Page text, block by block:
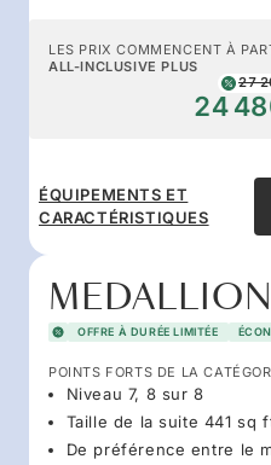
LES PRIX COMMENCENT À
ALL-INCLUSIVE PLUS
27
24
ÉQUIPEMENTS ET
CARACTÉRISTIQUES
OFFRE À DURÉE LIMITÉE
POINTS FORTS DE LA
Niveau 7, 8 sur 8
Taille de la suite 441 sq
De préférence entre le